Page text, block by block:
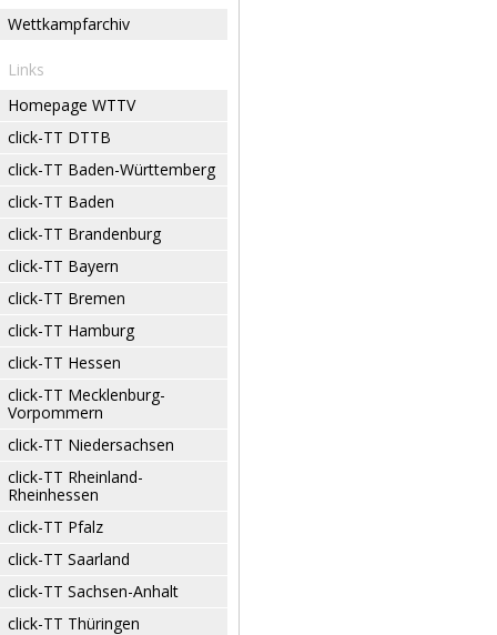
Wettkampfarchiv
Links
Homepage WTTV
click-TT DTTB
click-TT Baden-Württemberg
click-TT Baden
click-TT Brandenburg
click-TT Bayern
click-TT Bremen
click-TT Hamburg
click-TT Hessen
click-TT Mecklenburg-
Vorpommern
click-TT Niedersachsen
click-TT Rheinland-
Rheinhessen
click-TT Pfalz
click-TT Saarland
click-TT Sachsen-Anhalt
click-TT Thüringen